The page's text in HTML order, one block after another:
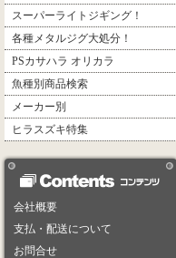
スーパーライトジギング！
各種メタルジグ大処分！
PSカサハラ オリカラ
魚種別商品検索
メーカー別
ヒラスズキ特集
会社概要
支払・配送について
お問合せ